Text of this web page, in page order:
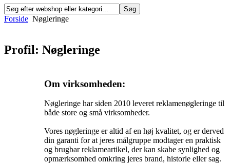
Forside Nøgleringe
Profil: Nøgleringe
Om virksomheden:
Nøgleringe har siden 2010 leveret reklamenøgleringe til
både store og små virksomheder.
Vores nøgleringe er altid af en høj kvalitet, og er derved
din garanti for at jeres målgruppe modtager en praktisk
og brugbar reklameartikel, der kan skabe synlighed og
opmærksomhed omkring jeres brand, historie eller sag.